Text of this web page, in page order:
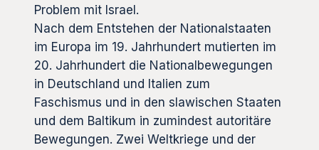
Problem mit Israel.
Nach dem Entstehen der Nationalstaaten
im Europa im 19. Jahrhundert mutierten im
20. Jahrhundert die Nationalbewegungen
in Deutschland und Italien zum
Faschismus und in den slawischen Staaten
und dem Baltikum in zumindest autoritäre
Bewegungen. Zwei Weltkriege und der